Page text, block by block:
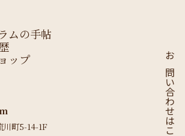
お問い合わせはこちら
ムの手帖
ップ
川町5-14-1F